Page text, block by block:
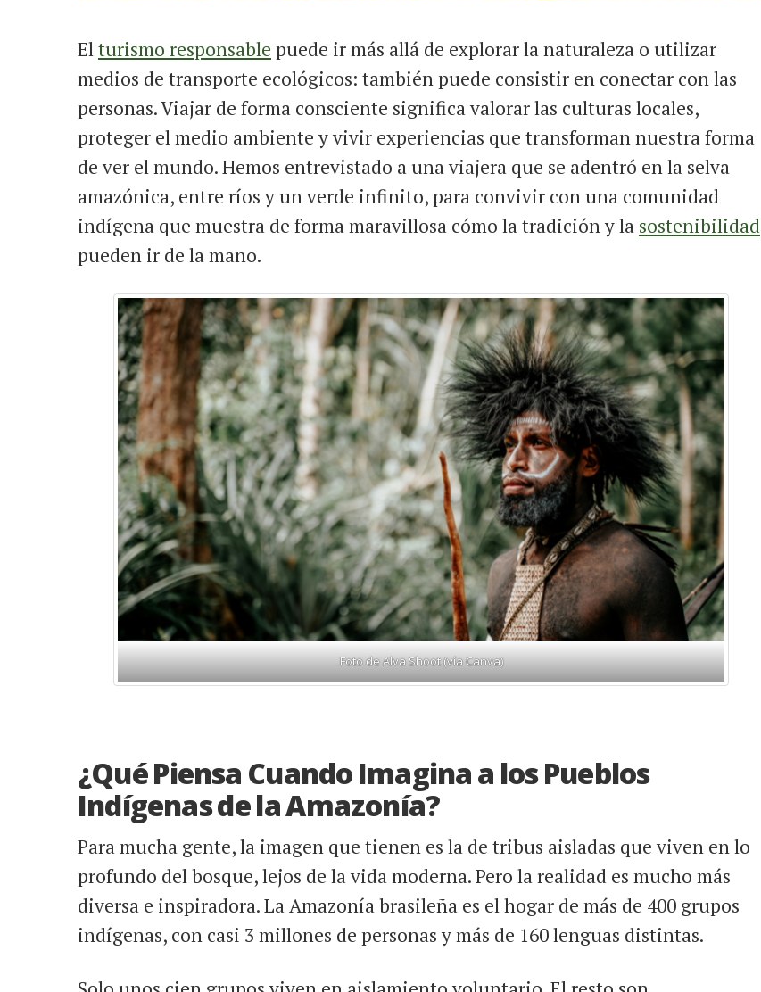
Elturismo responsable puede ir más allá de explorar la naturaleza o utilizar
medios de transporte ecológicos: también puede consistir en conectar con las
personas. Viajar de forma consciente significa valorar las culturas locales,
proteger el medio ambiente y vivir experiencias que transforman nuestra forma
de ver el mundo. Hemos entrevistado a una viajera que se adentró en la selva
amazónica, entre ríos y un verde infinito, para convivir con una comunidad
indígena que muestra de forma maravillosa cómo la tradición y la sostenibilidad
pueden ir de la mano.
Foto de Alva Shoot (vía Canva)
¿Qué Piensa Cuando Imagina a los Pueblos
Indígenas de la Amazonía?
Para mucha gente, la imagen que tienen es la de tribus aisladas que viven en lo
profundo del bosque, lejos de la vida moderna. Pero la realidad es mucho más
diversa e inspiradora. La Amazonía brasileña es el hogar de más de 400 grupos
indígenas, con casi 3 millones de personas y más de 160 lenguas distintas.